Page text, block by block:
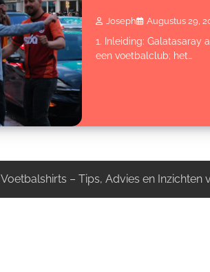
Joseph Augustus 29,
1. Inleiding: Galatasaray
een voetbalclub; het…
Voetbalshirts – Tips, Advies en Inzichten